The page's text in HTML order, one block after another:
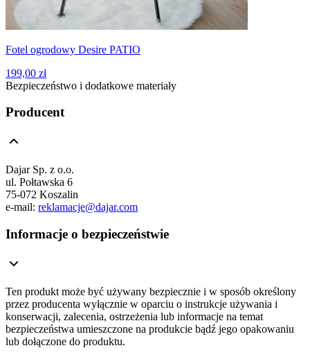
Fotel ogrodowy Desire PATIO
199,00 zł
Bezpieczeństwo i dodatkowe materiały
Producent
Dajar Sp. z o.o.
ul. Połtawska 6
75-072 Koszalin
e-mail: reklamacje@dajar.com
Informacje o bezpieczeństwie
Ten produkt może być używany bezpiecznie i w sposób określony
przez producenta wyłącznie w oparciu o instrukcje używania i
konserwacji, zalecenia, ostrzeżenia lub informacje na temat
bezpieczeństwa umieszczone na produkcie bądź jego opakowaniu
lub dołączone do produktu.